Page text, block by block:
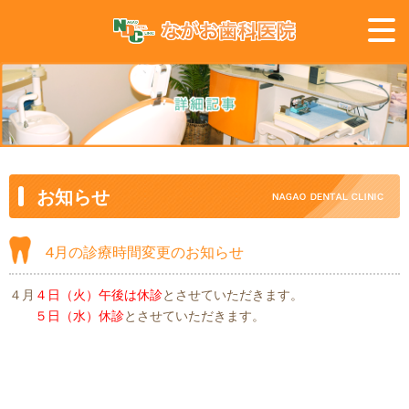
お知らせ
4月の診療時間変更のお知らせ
４月 ４日（火）午後は休診とさせていただきます。
５日（水）休診とさせていただきます。